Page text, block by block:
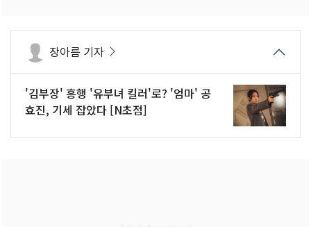
장아름 기자
'김부장' 흥행 '유부녀 킬러'로? '엄마' 공
효진, 기세 잡았다 [N초점]